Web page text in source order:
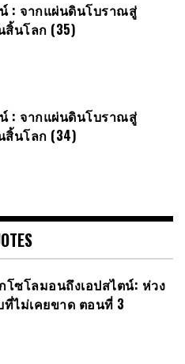
น์​ : จากแผ่นดินโบราณสู่
นโลก​ (35)
น์​ : จากแผ่นดินโบราณสู่
นโลก​ (34)
โซโลมอนถึงเอปสไตน์: ห่วง
ไม่เคยขาด ตอนที่ 3